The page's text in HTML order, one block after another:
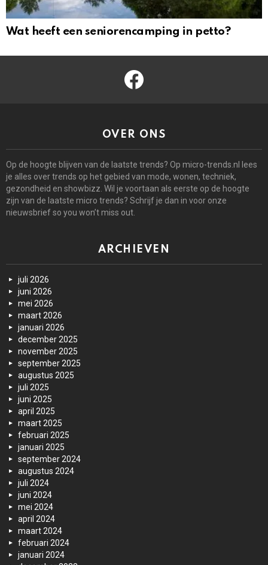
Wat heeft een seniorencamping in petto?
facebook
OVER ONS
Op de hoogte blijven van de laatste trends? Op micro-trends.nl lees
je alles over trends op het gebied van mode, wonen, techniek,
gezondheid en showbizz. Wil je voortaan als eerste op de hoogte
zijn van de laatste micro trends? Schrijf je dan in voor onze
nieuwsbrief so you won’t miss out.
ARCHIEVEN
juli 2026
juni 2026
mei 2026
maart 2026
januari 2026
december 2025
november 2025
september 2025
augustus 2025
juli 2025
juni 2025
april 2025
maart 2025
februari 2025
januari 2025
september 2024
augustus 2024
juli 2024
juni 2024
mei 2024
april 2024
maart 2024
februari 2024
januari 2024